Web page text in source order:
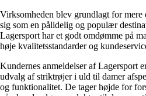
Virksomheden blev grundlagt for mere
sig som en pålidelig og populær
Lagersport har et godt omdømme på
høje kvalitetsstandarder og
Kundernes anmeldelser af Lagersport
udvalg af striktrøjer i uld til damer
og funktionalitet. De tager højde for